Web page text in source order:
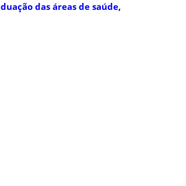
das áreas de saúde,